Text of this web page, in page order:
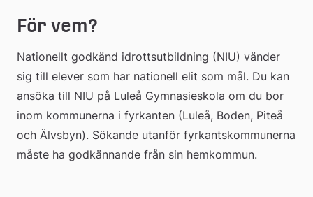
För vem?
Nationellt godkänd idrottsutbildning (NIU) vänder
sig till elever som har nationell elit som mål. Du kan
ansöka till NIU på Luleå Gymnasieskola om du bor
inom kommunerna i fyrkanten (Luleå, Boden, Piteå
och Älvsbyn). Sökande utanför fyrkantskommunerna
måste ha godkännande från sin hemkommun.